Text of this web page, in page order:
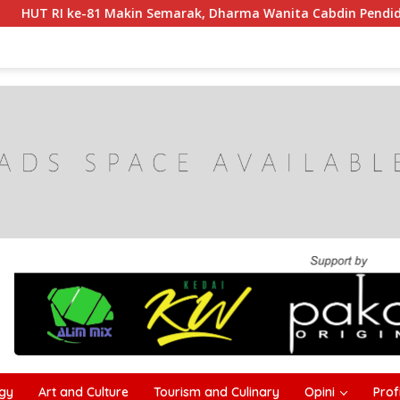
Dharma Wanita Cabdin Pendidikan Sampang Adu
Art and Culture Tourism and Culinary Opini